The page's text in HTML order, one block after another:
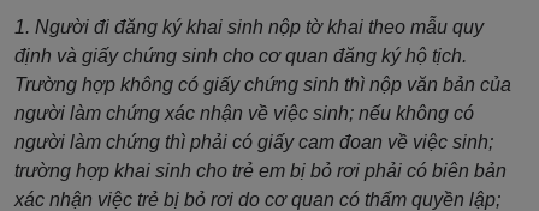
1. Người đi đăng ký khai sinh nộp tờ khai theo mẫu quy
định và giấy chứng sinh cho cơ quan đăng ký hộ tịch.
Trường hợp không có giấy chứng sinh thì nộp văn bản của
người làm chứng xác nhận về việc sinh; nếu không có
người làm chứng thì phải có giấy cam đoan về việc sinh;
trường hợp khai sinh cho trẻ em bị bỏ rơi phải có biên bản
xác nhận việc trẻ bị bỏ rơi do cơ quan có thẩm quyền lập;